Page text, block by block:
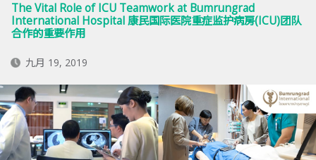
The Vital Role of ICU Teamwork at Bumrungrad
International Hospital 康民国际医院重症监护病房(ICU)团队
合作的重要作用
九月 19, 2019